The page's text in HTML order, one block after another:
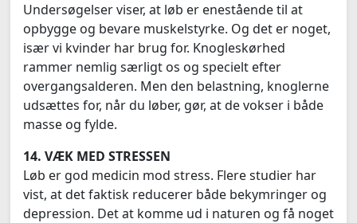
Undersøgelser viser, at løb er enestående til at
opbygge og bevare muskelstyrke. Og det er noget,
især vi kvinder har brug for. Knogleskørhed
rammer nemlig særligt os og specielt efter
overgangsalderen. Men den belastning, knoglerne
udsættes for, når du løber, gør, at de vokser i både
masse og fylde.
14. VÆK MED STRESSEN
Løb er god medicin mod stress. Flere studier har
vist, at det faktisk reducerer både bekymringer og
depression. Det at komme ud i naturen og få noget